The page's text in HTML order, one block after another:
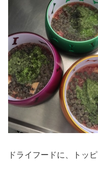
ドライフードに、トッピ